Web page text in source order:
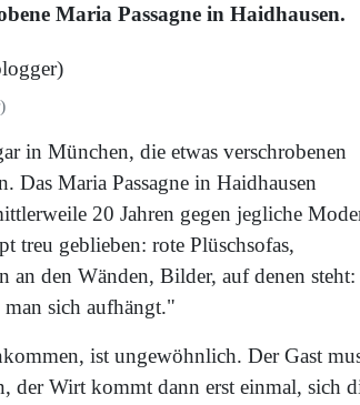
Maria Passagne in Haidhausen.
in München, die etwas verschrobenen
Das Maria Passagne in Haidhausen
20 Jahren gegen jegliche
treu geblieben: rote Plüschsofas,
an den Wänden, Bilder, auf denen steht:
sich aufhängt."
ist ungewöhnlich. Der Gast
der Wirt kommt dann erst einmal, sich